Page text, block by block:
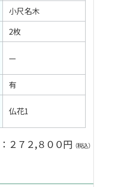
小尺名木
2枚
—
有
仏花1
：２７２,８００円 （税込）